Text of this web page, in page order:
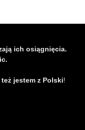
ich osiągnięcia.
jestem z Polski!